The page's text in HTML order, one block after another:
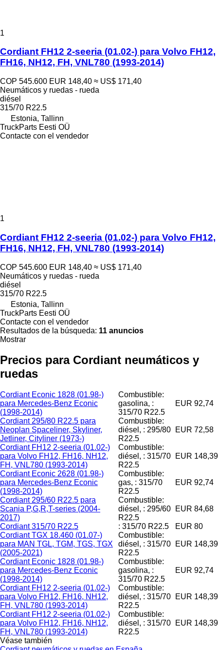
1
Cordiant FH12 2-seeria (01.02-) para Volvo FH12,
FH16, NH12, FH, VNL780 (1993-2014)
COP 545.600 EUR 148,40 ≈ US$ 171,40
Neumáticos y ruedas - rueda
diésel
315/70 R22.5
Estonia, Tallinn
TruckParts Eesti OÜ
Contacte con el vendedor
1
Cordiant FH12 2-seeria (01.02-) para Volvo FH12,
FH16, NH12, FH, VNL780 (1993-2014)
COP 545.600 EUR 148,40 ≈ US$ 171,40
Neumáticos y ruedas - rueda
diésel
315/70 R22.5
Estonia, Tallinn
TruckParts Eesti OÜ
Contacte con el vendedor
Resultados de la búsqueda: 11 anuncios
Mostrar
Precios para Cordiant neumáticos y
ruedas
Cordiant Econic 1828 (01.98-)
para Mercedes-Benz Econic
(1998-2014)
Combustible:
gasolina, :
315/70 R22.5
EUR 92,74
Cordiant 295/80 R22.5 para
Neoplan Spaceliner, Skyliner,
Jetliner, Cityliner (1973-)
Combustible:
diésel, : 295/80
R22.5
EUR 72,58
Cordiant FH12 2-seeria (01.02-)
para Volvo FH12, FH16, NH12,
FH, VNL780 (1993-2014)
Combustible:
diésel, : 315/70
R22.5
EUR 148,39
Cordiant Econic 2628 (01.98-)
para Mercedes-Benz Econic
(1998-2014)
Combustible:
gas, : 315/70
R22.5
EUR 92,74
Cordiant 295/60 R22.5 para
Scania P,G,R,T-series (2004-
2017)
Combustible:
diésel, : 295/60
R22.5
EUR 84,68
Cordiant 315/70 R22.5 : 315/70 R22.5
EUR 80
Cordiant TGX 18.460 (01.07-)
para MAN TGL, TGM, TGS, TGX
(2005-2021)
Combustible:
diésel, : 315/70
R22.5
EUR 148,39
Cordiant Econic 1828 (01.98-)
para Mercedes-Benz Econic
(1998-2014)
Combustible:
gasolina, :
315/70 R22.5
EUR 92,74
Cordiant FH12 2-seeria (01.02-)
para Volvo FH12, FH16, NH12,
FH, VNL780 (1993-2014)
Combustible:
diésel, : 315/70
R22.5
EUR 148,39
Cordiant FH12 2-seeria (01.02-)
para Volvo FH12, FH16, NH12,
FH, VNL780 (1993-2014)
Combustible:
diésel, : 315/70
R22.5
EUR 148,39
Véase también